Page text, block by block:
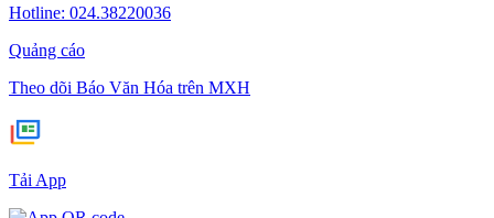
Hotline: 024.38220036
Quảng cáo
Theo dõi Báo Văn Hóa trên MXH
Tải App